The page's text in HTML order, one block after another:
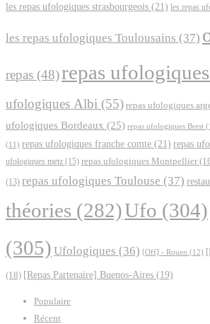
les repas ufologiques strasbourgeois (21) les repas
les repas ufologiques Toulousains (37)
repas (48)repas ufologiques
ufologiques Albi (55) repas ufologiques
ufologiques Bordeaux (25) repas ufologiques Brest
(11) repas ufologiques franche comte (21) repas
ufologiques metz (15) repas ufologiques Montpellier
(13) repas ufologiques Toulouse (37)
théories (282)Ufo (304)
(305) Ufologiques (36) [Off] - Rouen (12)
(18) [Repas Partenaire] Buenos-Aires (19)
Populaire
Récent